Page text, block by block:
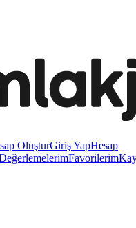
OluşturGiriş YapHesap
Favorilerim